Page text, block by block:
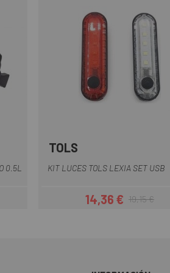
0.5L
TOLS
KIT LUCES TOLS LEXIA SET USB
Precio
14,36 €Precio regular
19,15 €